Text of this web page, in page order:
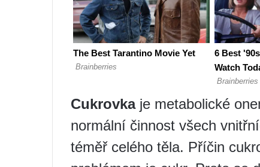
Cukrovkaje metabolické
normální činnost všech
téměř celého těla. Příčin